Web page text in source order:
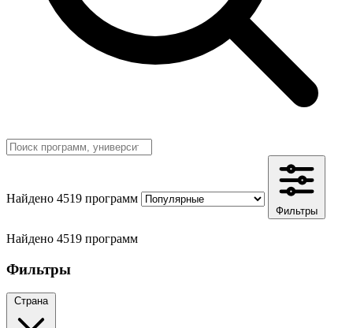
Найдено 4519 программ
Фильтры
Найдено 4519 программ
Фильтры
Страна